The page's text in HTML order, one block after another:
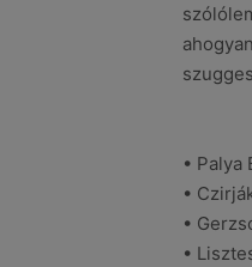
• Palya
•
•
•